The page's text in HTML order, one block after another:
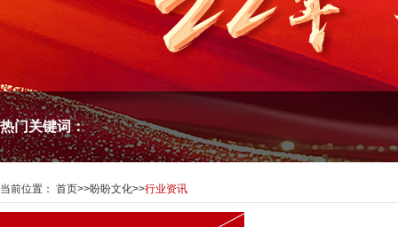
热门关键词：
当前位置： 首页>>盼盼文化>>行业资讯